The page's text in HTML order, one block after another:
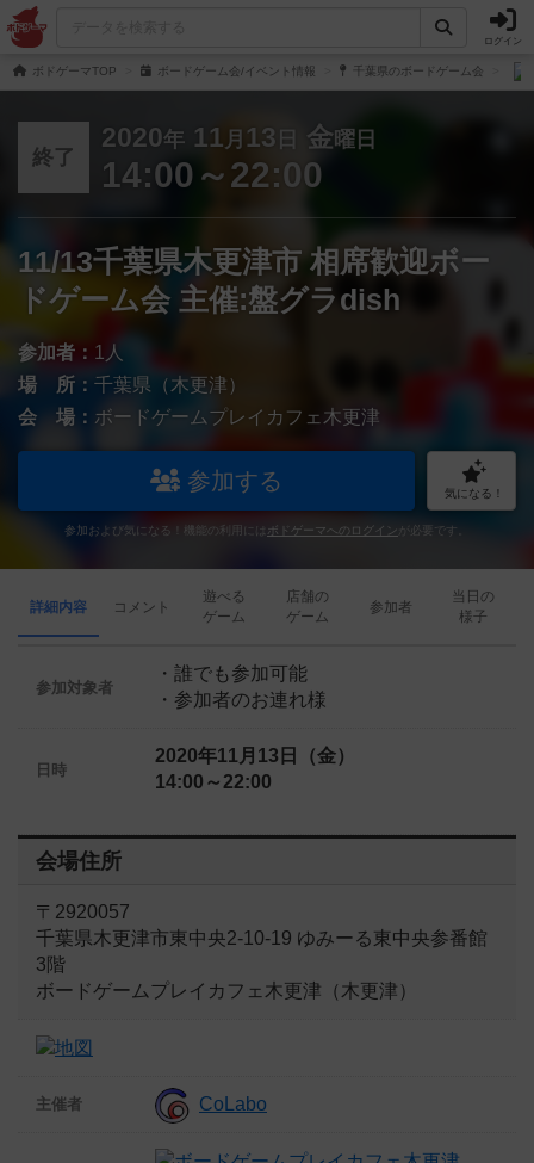
ログイン
ボドゲーマTOP ボードゲーム会/イベント情報 千葉県のボードゲーム会
終了
2020年 11 月 13 日 金曜日
14:00～22:00
11/13千葉県木更津市 相席歓迎ボー
ドゲーム会 主催:盤グラdish
参加者： 1人
場 所： 千葉県（木更津）
会 場： ボードゲームプレイカフェ木更津
参加する 気になる！
参加および気になる！機能の利用には ボドゲーマへのログイン が必要です。
詳細内容 コメント
遊べる
ゲーム
店舗の
ゲーム
参加者
当日の
様子
参加対象者
・誰でも参加可能
・参加者のお連れ様
日時
2020年11月13日（金）
14:00～22:00
会場住所
〒2920057
千葉県木更津市東中央2-10-19 ゆみーる東中央参番館
3階
ボードゲームプレイカフェ木更津（木更津）
主催者 CoLabo